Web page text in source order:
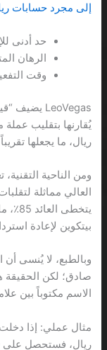
إلى مجرد حسابات
حد أدنى
الرهان المتطلب:
وقت التفعيل: 48
ريال، ما يجعلها
بيتكوين لإعادة استرداد 0.5 بيتكوين من
وبالطبع، لا يُنسى أن
صادق؛ لكن
الاسم مكتوباً بين